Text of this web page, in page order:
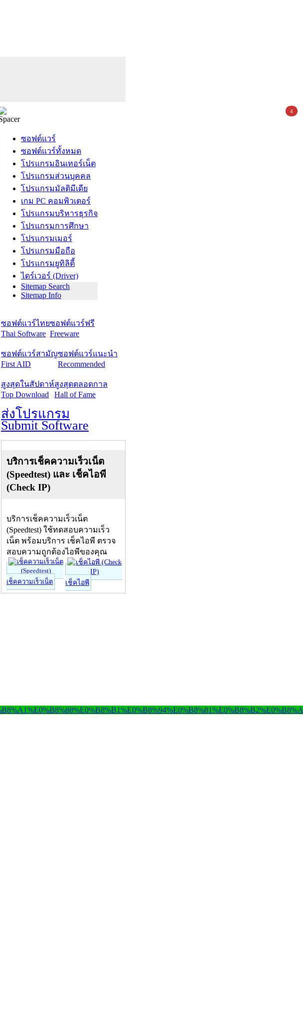
ซอฟต์แวร์
ซอฟต์แวร์ทั้งหมด
โปรแกรมอินเทอร์เน็ต
โปรแกรมส่วนบุคคล
โปรแกรมมัลติมีเดีย
เกม PC คอมพิวเตอร์
โปรแกรมบริหารธุรกิจ
โปรแกรมการศึกษา
โปรแกรมเมอร์
โปรแกรมมือถือ
โปรแกรมยูทิลิตี้
ไดร์เวอร์ (Driver)
Sitemap Search
Sitemap Info
ซอฟต์แวร์ไทย
Thai Software
ซอฟต์แวร์ฟรี
Freeware
ซอฟต์แวร์สามัญ
First AID
ซอฟต์แวร์แนะนำ
Recommended
สูงสุดในสัปดาห์
Top Download
สูงสุดตลอดกาล
Hall of Fame
ส่งโปรแกรม
Submit Software
บริการเช็คความเร็วเน็ต
(Speedtest) และ เช็คไอพี
(Check IP)
บริการเช็คความเร็วเน็ต
(Speedtest) ใช้ทดสอบความเร็ว
เน็ต พร้อมบริการ เช็คไอพี ตรวจ
สอบความถูกต้องไอพีของคุณ
เช็คความเร็วเน็ต เช็คไอพี
4